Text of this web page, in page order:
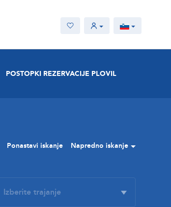
POSTOPKI REZERVACIJE PLOVIL
Ponastavi iskanje Napredno iskanje